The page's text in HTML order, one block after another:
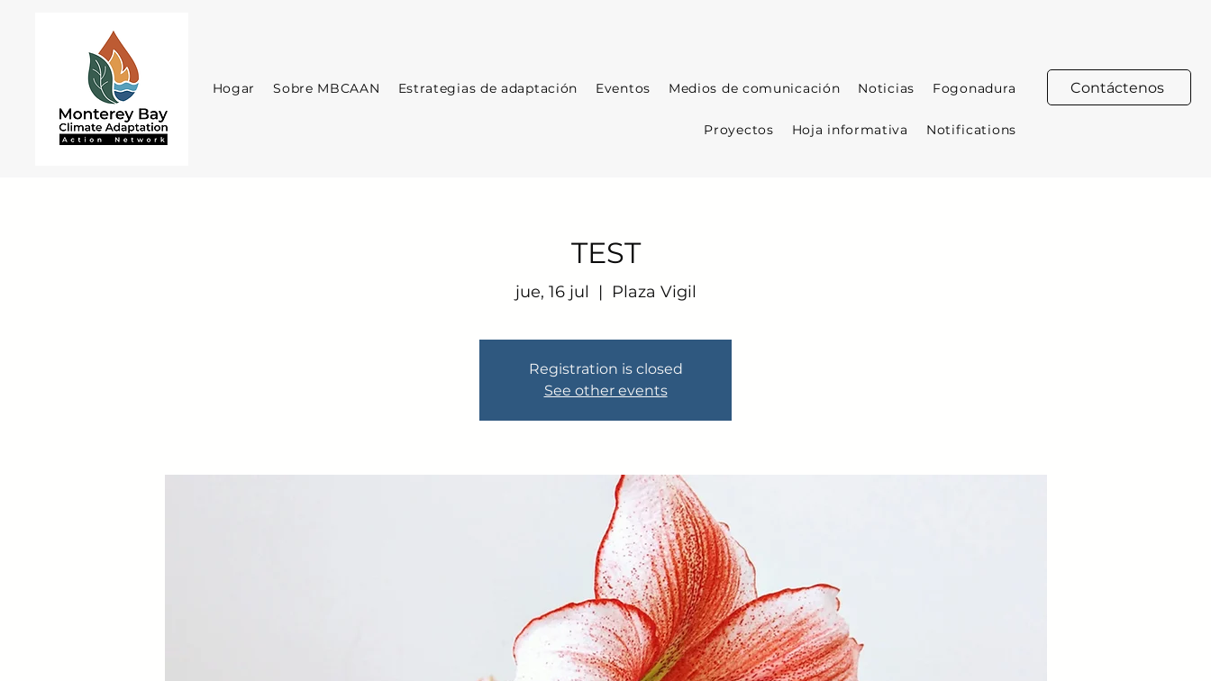
Hogar Sobre MBCAAN Estrategias de adaptación Eventos Medios de comunicación Noticias Fogonadura
Proyectos Hoja informativa Notifications
Contáctenos
TEST
jue, 16 jul
  |
Plaza Vigil
Registration is closed
See other events